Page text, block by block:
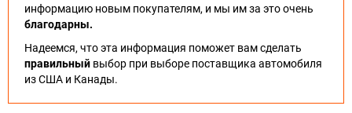
информацию новым покупателям, и мы им за это очень
благодарны.
Надеемся, что эта информация поможет вам сделать
правильный выбор при выборе поставщика автомобиля
из США и Канады.